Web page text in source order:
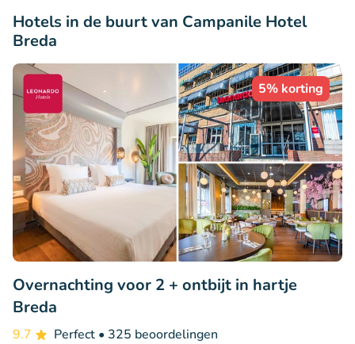
Hotels in de buurt van Campanile Hotel
Breda
5% korting
Overnachting voor 2 + ontbijt in hartje
Breda
9.7 Perfect • 325 beoordelingen